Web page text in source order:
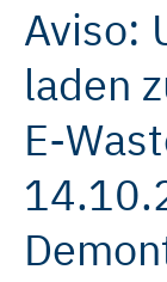
Aviso:
laden
E-